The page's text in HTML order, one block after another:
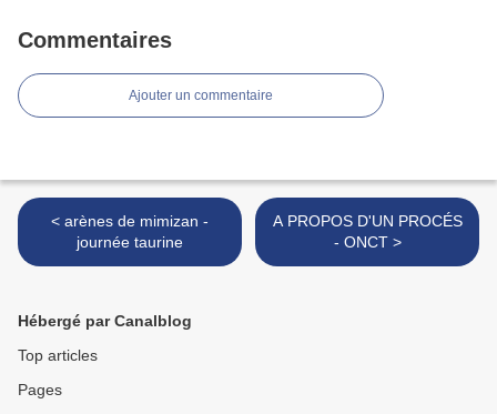
Commentaires
Ajouter un commentaire
< arènes de mimizan -
journée taurine
A PROPOS D'UN PROCÉS
- ONCT >
Hébergé par Canalblog
Top articles
Pages